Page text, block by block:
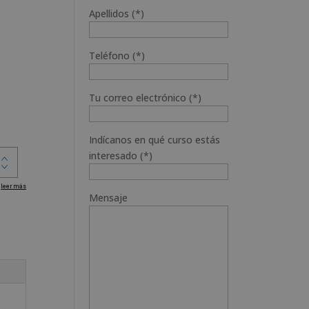
Apellidos (*)
Teléfono (*)
Tu correo electrónico (*)
Indícanos en qué curso estás
interesado (*)
Mensaje